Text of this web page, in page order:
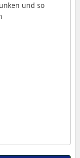
und so